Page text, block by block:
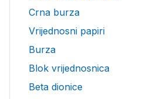
Crna burza
Vrijednosni papiri
Burza
Blok vrijednosnica
Beta dionice